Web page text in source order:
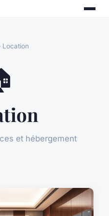
Location
et hébergement